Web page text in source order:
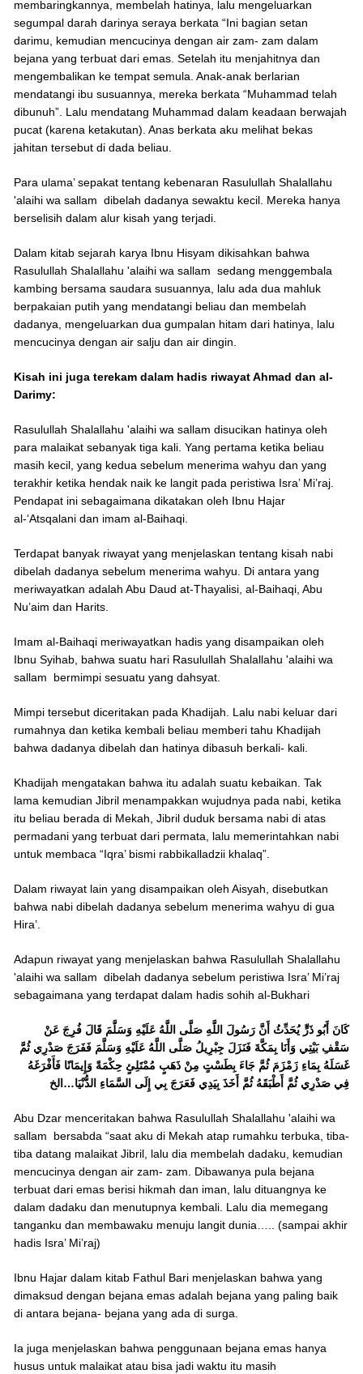
membaringkannya, membelah hatinya, lalu mengeluarkan
segumpal darah darinya seraya berkata “Ini bagian setan
darimu, kemudian mencucinya dengan air zam- zam dalam
bejana yang terbuat dari emas. Setelah itu menjahitnya dan
mengembalikan ke tempat semula. Anak-anak berlarian
mendatangi ibu susuannya, mereka berkata “Muhammad telah
dibunuh”. Lalu mendatang Muhammad dalam keadaan berwajah
pucat (karena ketakutan). Anas berkata aku melihat bekas
jahitan tersebut di dada beliau.
Para ulama’ sepakat tentang kebenaran Rasulullah Shalallahu
'alaihi wa sallam dibelah dadanya sewaktu kecil. Mereka hanya
berselisih dalam alur kisah yang terjadi.
Dalam kitab sejarah karya Ibnu Hisyam dikisahkan bahwa
Rasulullah Shalallahu 'alaihi wa sallam sedang menggembala
kambing bersama saudara susuannya, lalu ada dua mahluk
berpakaian putih yang mendatangi beliau dan membelah
dadanya, mengeluarkan dua gumpalan hitam dari hatinya, lalu
mencucinya dengan air salju dan air dingin.
Kisah ini juga terekam dalam hadis riwayat Ahmad dan al-
Darimy:
Rasulullah Shalallahu 'alaihi wa sallam disucikan hatinya oleh
para malaikat sebanyak tiga kali. Yang pertama ketika beliau
masih kecil, yang kedua sebelum menerima wahyu dan yang
terakhir ketika hendak naik ke langit pada peristiwa Isra’ Mi’raj.
Pendapat ini sebagaimana dikatakan oleh Ibnu Hajar
al-‘Atsqalani dan imam al-Baihaqi.
Terdapat banyak riwayat yang menjelaskan tentang kisah nabi
dibelah dadanya sebelum menerima wahyu. Di antara yang
meriwayatkan adalah Abu Daud at-Thayalisi, al-Baihaqi, Abu
Nu’aim dan Harits.
Imam al-Baihaqi meriwayatkan hadis yang disampaikan oleh
Ibnu Syihab, bahwa suatu hari Rasulullah Shalallahu 'alaihi wa
sallam bermimpi sesuatu yang dahsyat.
Mimpi tersebut diceritakan pada Khadijah. Lalu nabi keluar dari
rumahnya dan ketika kembali beliau memberi tahu Khadijah
bahwa dadanya dibelah dan hatinya dibasuh berkali- kali.
Khadijah mengatakan bahwa itu adalah suatu kebaikan. Tak
lama kemudian Jibril menampakkan wujudnya pada nabi, ketika
itu beliau berada di Mekah, Jibril duduk bersama nabi di atas
permadani yang terbuat dari permata, lalu memerintahkan nabi
untuk membaca “Iqra’ bismi rabbikalladzii khalaq”.
Dalam riwayat lain yang disampaikan oleh Aisyah, disebutkan
bahwa nabi dibelah dadanya sebelum menerima wahyu di gua
Hira’.
Adapun riwayat yang menjelaskan bahwa Rasulullah Shalallahu
'alaihi wa sallam dibelah dadanya sebelum peristiwa Isra’ Mi’raj
sebagaimana yang terdapat dalam hadis sohih al-Bukhari
كَانَ أَبُو ذَرٍّ يُحَدِّثُ أَنَّ رَسُولَ اللَّهِ صَلَّى اللَّهُ عَلَيْهِ وَسَلَّمَ قَالَ فُرِجَ عَنْ
سَقْفِ بَيْتِي وَأَنَا بِمَكَّةَ فَنَزَلَ جِبْرِيلُ صَلَّى اللَّهُ عَلَيْهِ وَسَلَّمَ فَفَرَجَ صَدْرِي ثُمَّ
غَسَلَهُ بِمَاءِ زَمْزَمَ ثُمَّ جَاءَ بِطَسْتٍ مِنْ ذَهَبٍ مُمْتَلِئٍ حِكْمَةً وَإِيمَانًا فَأَفْرَغَهُ
فِي صَدْرِي ثُمَّ أَطْبَقَهُ ثُمَّ أَخَذَ بِيَدِي فَعَرَجَ بِي إِلَى السَّمَاءِ الدُّنْيَا…الخ
Abu Dzar menceritakan bahwa Rasulullah Shalallahu 'alaihi wa
sallam bersabda “saat aku di Mekah atap rumahku terbuka, tiba-
tiba datang malaikat Jibril, lalu dia membelah dadaku, kemudian
mencucinya dengan air zam- zam. Dibawanya pula bejana
terbuat dari emas berisi hikmah dan iman, lalu dituangnya ke
dalam dadaku dan menutupnya kembali. Lalu dia memegang
tanganku dan membawaku menuju langit dunia….. (sampai akhir
hadis Isra’ Mi’raj)
Ibnu Hajar dalam kitab Fathul Bari menjelaskan bahwa yang
dimaksud dengan bejana emas adalah bejana yang paling baik
di antara bejana- bejana yang ada di surga.
Ia juga menjelaskan bahwa penggunaan bejana emas hanya
husus untuk malaikat atau bisa jadi waktu itu masih